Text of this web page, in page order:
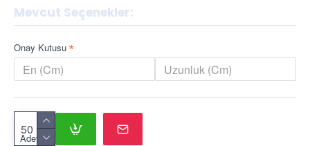
Mevcut Seçenekler:
Onay Kutusu
Adet